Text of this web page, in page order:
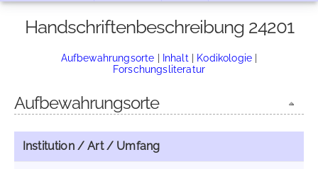
Handschriftenbeschreibung 24201
Aufbewahrungsorte | Inhalt | Kodikologie |
Forschungsliteratur
Aufbewahrungsorte
Institution / Art / Umfang